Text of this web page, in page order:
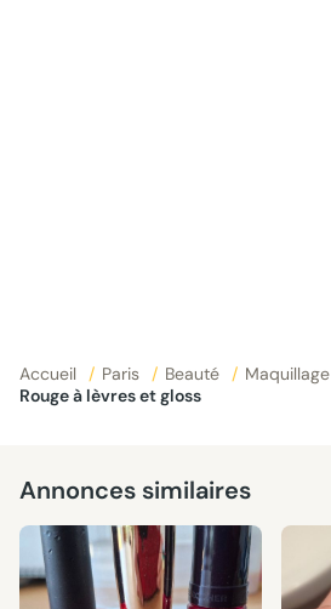
Accueil / Paris / Beauté / Maquillage
Rouge à lèvres et gloss
Annonces similaires